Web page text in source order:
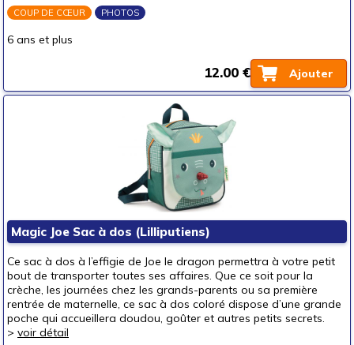
COUP DE CŒUR PHOTOS
6 ans et plus
Ajouter
12.00 €
Magic Joe Sac à dos (Lilliputiens)
Ce sac à dos à l’effigie de Joe le dragon permettra à votre petit
bout de transporter toutes ses affaires. Que ce soit pour la
crèche, les journées chez les grands-parents ou sa première
rentrée de maternelle, ce sac à dos coloré dispose d’une grande
poche qui accueillera doudou, goûter et autres petits secrets.
> voir détail